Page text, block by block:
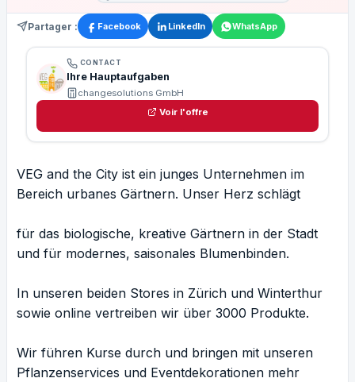
Partager : Facebook LinkedIn WhatsApp
CONTACT
Ihre Hauptaufgaben
changesolutions GmbH
Voir l'offre
VEG and the City ist ein junges Unternehmen im
Bereich urbanes Gärtnern. Unser Herz schlägt
für das biologische, kreative Gärtnern in der Stadt
und für modernes, saisonales Blumenbinden.
In unseren beiden Stores in Zürich und Winterthur
sowie online vertreiben wir über 3000 Produkte.
Wir führen Kurse durch und bringen mit unseren
Pflanzenservices und Eventdekorationen mehr